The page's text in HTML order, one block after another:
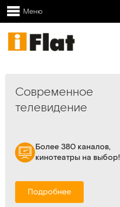
Меню
Современное
телевидение
Более 380 каналов,
кинотеатры на выбор!
Подробнее